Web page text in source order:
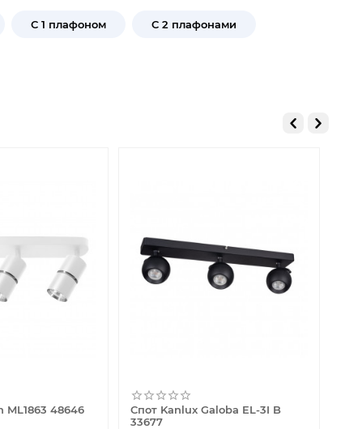
С 1 плафоном С 2 плафонами
ML1863 48646
Спот Kanlux Galoba EL-3I B
33677